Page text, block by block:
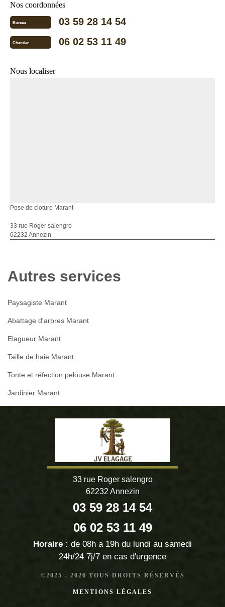
Nos coordonnées
Bureau 03 59 28 14 54
Chantier 06 02 53 11 49
Nous localiser
Pose de cloture Marant
33 rue Roger salengro
62232 Annezin
Autres services
Paysagiste Marant
Abattage d'arbres Marant
Elagueur Marant
Taille de haie Marant
Tonte et réfection pelouse Marant
Jardinier Marant
33 rue Roger salengro
62232 Annezin
03 59 28 14 54
06 02 53 11 49
Horaire : de 08h a 19h du lundi au samedi
24h/24 7j/7 en cas d'urgence
©2025 - 2026 TOUS DROITS RÉSERVÉS
MENTIONS LÉGALES